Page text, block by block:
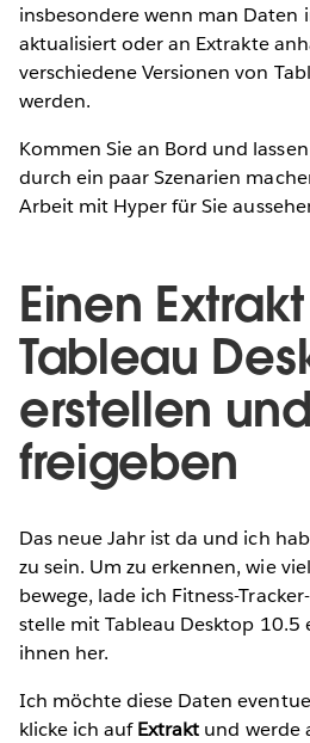
insbesondere wenn man Daten
aktualisiert oder an Extrakte
verschiedene Versionen von
werden.
Kommen Sie an Bord und
durch ein paar Szenarien
Arbeit mit Hyper für Sie
Einen
Tableau
erstellen und
freigeben
Das neue Jahr ist da und ich
zu sein. Um zu erkennen, wie
bewege, lade ich Fitness-
stelle mit Tableau Desktop 10.5
ihnen her.
Ich möchte diese Daten
klicke ich aufExtrakt und werde